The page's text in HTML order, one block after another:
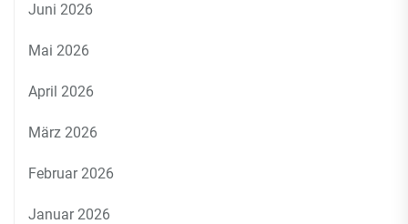
Juni 2026
Mai 2026
April 2026
März 2026
Februar 2026
Januar 2026